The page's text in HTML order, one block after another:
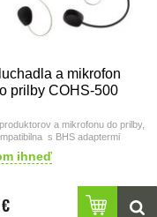
a mikrofon
prilby COHS-500
a mikrofonu do prilby,
s BHS adaptermi
ihneď